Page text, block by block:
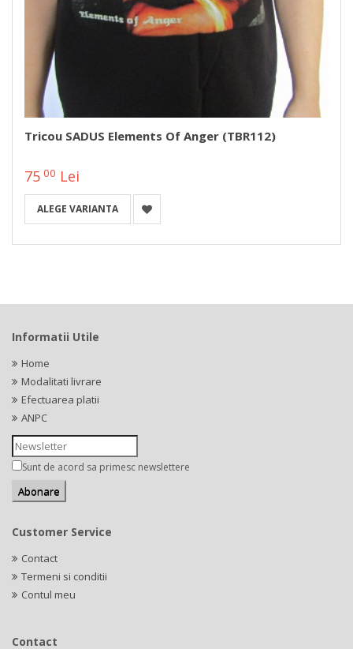
Tricou SADUS Elements Of Anger (TBR112)
75 00 Lei
ALEGE VARIANTA
Informatii Utile
Home
Modalitati livrare
Efectuarea platii
ANPC
Sunt de acord sa primesc newslettere
Customer Service
Contact
Termeni si conditii
Contul meu
Contact